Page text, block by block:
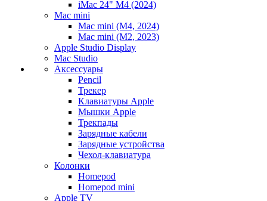
iMac 24" M4 (2024)
Mac mini
Mac mini (M4, 2024)
Mac mini (M2, 2023)
Apple Studio Display
Mac Studio
Аксессуары
Pencil
Трекер
Клавиатуры Apple
Мышки Apple
Трекпады
Зарядные кабели
Зарядные устройства
Чехол-клавиатура
Колонки
Homepod
Homepod mini
Apple TV